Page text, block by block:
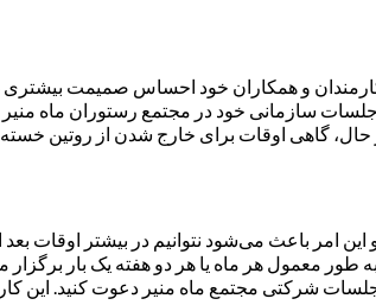
و همکاران خود احساس صمیمت بیشتری
سازمانی خود در مجتمع رستوران ماه
گاهی اوقات برای خارج شدن از روتین خسته
امر باعث می‌شود نتوانیم در بیشتر اوقات
معمول هر ماه یا هر دو هفته یک بار
شرکتی مجتمع ماه منیر دعوت کنید. این